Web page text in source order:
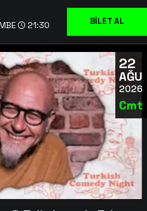
21:30 BİLET AL
22
AĞU
2026
Cmt